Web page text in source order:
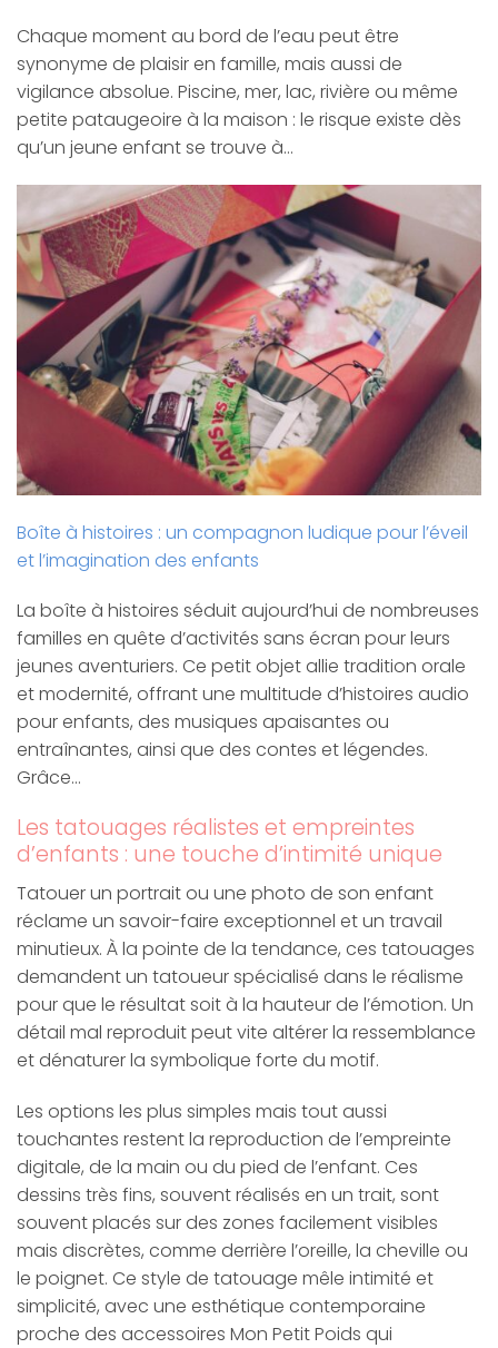
Chaque moment au bord de l’eau peut être
synonyme de plaisir en famille, mais aussi de
vigilance absolue. Piscine, mer, lac, rivière ou même
petite pataugeoire à la maison : le risque existe dès
qu’un jeune enfant se trouve à…
Boîte à histoires : un compagnon ludique pour l’éveil
et l’imagination des enfants
La boîte à histoires séduit aujourd’hui de nombreuses
familles en quête d’activités sans écran pour leurs
jeunes aventuriers. Ce petit objet allie tradition orale
et modernité, offrant une multitude d’histoires audio
pour enfants, des musiques apaisantes ou
entraînantes, ainsi que des contes et légendes.
Grâce…
Les tatouages réalistes et empreintes
d’enfants : une touche d’intimité unique
Tatouer un portrait ou une photo de son enfant
réclame un savoir-faire exceptionnel et un travail
minutieux. À la pointe de la tendance, ces tatouages
demandent un tatoueur spécialisé dans le réalisme
pour que le résultat soit à la hauteur de l’émotion. Un
détail mal reproduit peut vite altérer la ressemblance
et dénaturer la symbolique forte du motif.
Les options les plus simples mais tout aussi
touchantes restent la reproduction de l’empreinte
digitale, de la main ou du pied de l’enfant. Ces
dessins très fins, souvent réalisés en un trait, sont
souvent placés sur des zones facilement visibles
mais discrètes, comme derrière l’oreille, la cheville ou
le poignet. Ce style de tatouage mêle intimité et
simplicité, avec une esthétique contemporaine
proche des accessoires Mon Petit Poids qui